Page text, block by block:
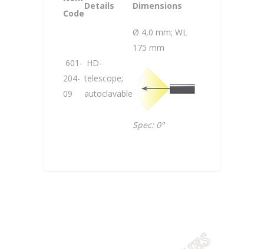
Code
Details Dimensions
601-
204-
09
HD-
telescope;
autoclavable
Ø 4,0 mm; WL
175 mm
Spec: 0°